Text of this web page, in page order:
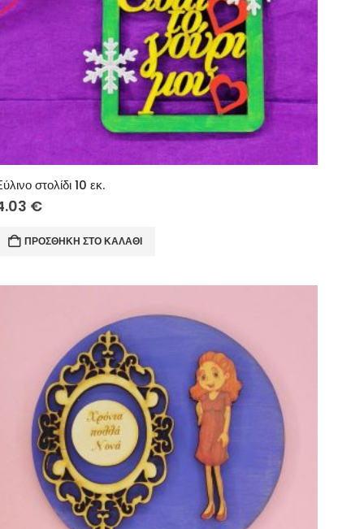
στολίδι 10 εκ.
€
ΠΡΟΣΘΉΚΗ ΣΤΟ ΚΑΛΆΘΙ